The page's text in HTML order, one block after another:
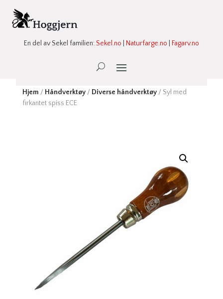
En del av Sekel familien:Sekel.no Naturfarge.no Fagarv.no
Ønskeliste -
Hjem / Håndverktøy/ Diverse håndverktøy/ Syl med
firkantet spiss ECE